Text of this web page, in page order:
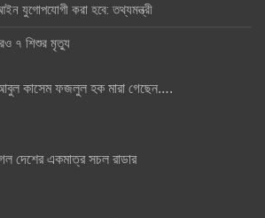
যুগোপযোগী করা হবে: তথ্যমন্ত্রী
৭ শিশুর মৃত্যু
কাসেম ফজলুল হক মারা গেছেন….
দেশের একমাত্র সচল রাডার